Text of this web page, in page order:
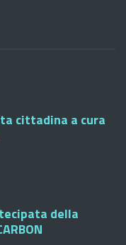
cittadina a cura
della